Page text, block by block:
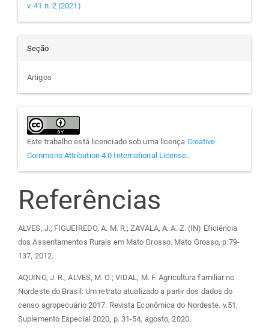
v. 41 n. 2 (2021)
Seção
Artigos
Este trabalho está licenciado sob uma licença Creative
Commons Attribution 4.0 International License.
Referências
ALVES, J.; FIGUEIREDO, A. M. R.; ZAVALA, A. A. Z. (IN) Eficiência
dos Assentamentos Rurais em Mato Grosso. Mato Grosso, p.79-
137, 2012.
AQUINO, J. R.; ALVES, M. O.; VIDAL, M. F. Agricultura familiar no
Nordeste do Brasil: Um retrato atualizado a partir dos dados do
censo agropecuário 2017. Revista Econômica do Nordeste. v.51,
Suplemento Especial 2020, p. 31-54, agosto, 2020.